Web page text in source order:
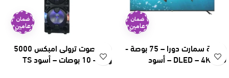
ضمان
عامين
شاشة سمارت دورا – 75 بوصة -
DLED – 4KUHD – أسود
75DYW70
ضمان
عامين
مكبر صوت ترولى امبكس 5000
وات – 10 بوصات – أسود TS
1103